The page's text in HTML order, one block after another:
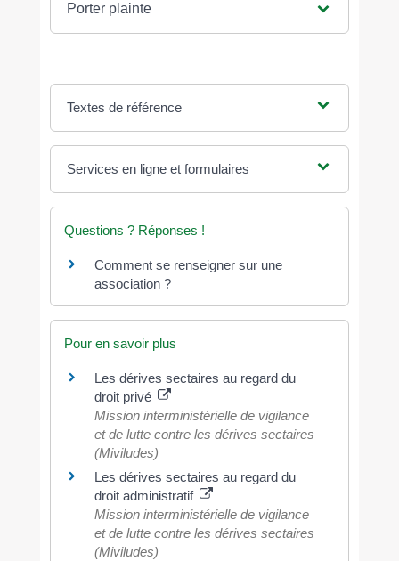
Porter plainte
Textes de référence
Services en ligne et formulaires
Questions ? Réponses !
Comment se renseigner sur une
association ?
Pour en savoir plus
Les dérives sectaires au regard du
droit privé
Mission interministérielle de vigilance
et de lutte contre les dérives sectaires
(Miviludes)
Les dérives sectaires au regard du
droit administratif
Mission interministérielle de vigilance
et de lutte contre les dérives sectaires
(Miviludes)